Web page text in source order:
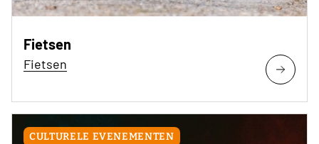
Fietsen
Fietsen
CULTURELE EVENEMENTEN